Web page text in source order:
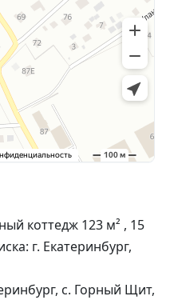
коттедж 123 м² , 15
г. Екатеринбург,
с. Горный Щит,